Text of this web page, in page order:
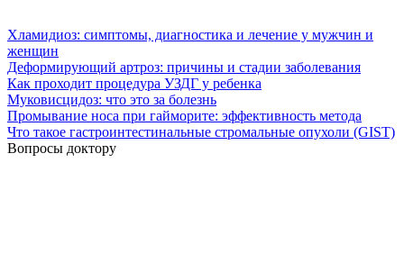
Хламидиоз: симптомы, диагностика и лечение у мужчин и
женщин
Деформирующий артроз: причины и стадии заболевания
Как проходит процедура УЗДГ у ребенка
Муковисцидоз: что это за болезнь
Промывание носа при гайморите: эффективность метода
Что такое гастроинтестинальные стромальные опухоли (GIST)
Вопросы доктору